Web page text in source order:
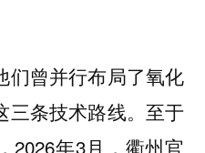
们曾并行布局了氧化
三条技术路线。至于
2026年3月，衢州官